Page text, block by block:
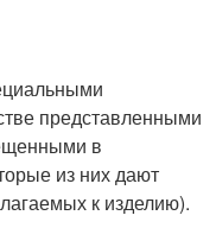
представленными
в
из них дают
к изделию).